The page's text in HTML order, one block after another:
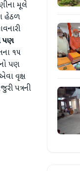
મૂલે
હેઠળ
પણ
૧૫
પણ
વૃક્ષ
પત્રની